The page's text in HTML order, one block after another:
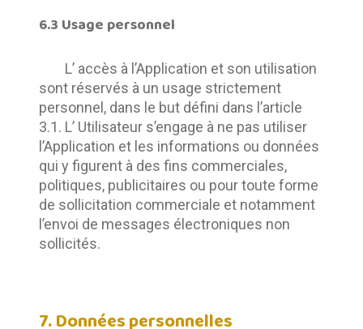
6.3 Usage personnel
sont réservés à un usage strictement
personnel, dans le but défini dans l’article
3.1.	L’ Utilisateur s’engage à ne pas utiliser
l’Application et les informations ou données
qui y figurent à des fins commerciales,
politiques, publicitaires ou pour toute forme
de sollicitation commerciale et notamment
l’envoi de messages électroniques non
sollicités.
7. Données personnelles